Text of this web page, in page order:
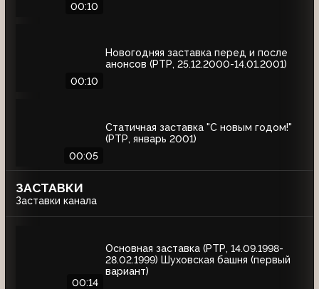
00:10
00:10
Новогодняя заставка перед и после
анонсов (РТР, 25.12.2000-14.01.2001)
00:05
Статичная заставка "С новым годом!"
(РТР, январь 2001)
ЗАСТАВКИ
Заставки канала
00:14
Основная заставка (РТР, 14.09.1998-
28.02.1999) Шуховская башня (первый
вариант)